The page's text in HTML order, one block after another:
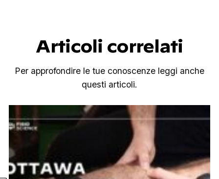
Articoli correlati
Per approfondire le tue conoscenze leggi anche
questi articoli.